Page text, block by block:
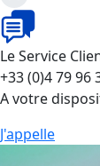
Le Service
+33 (0)4 79 96
A votre
J'appelle